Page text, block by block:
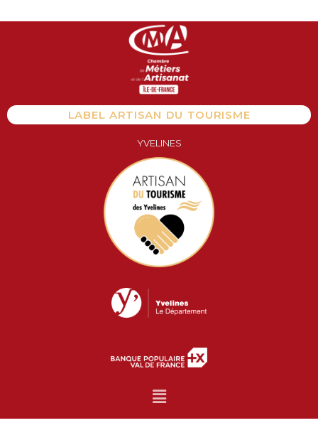
LABEL ARTISAN DU TOURISME
YVELINES
Menu